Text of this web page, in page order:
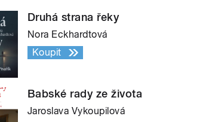
Druhá strana řeky
Nora Eckhardtová
Koupit
Babské rady ze života
Jaroslava Vykoupilová